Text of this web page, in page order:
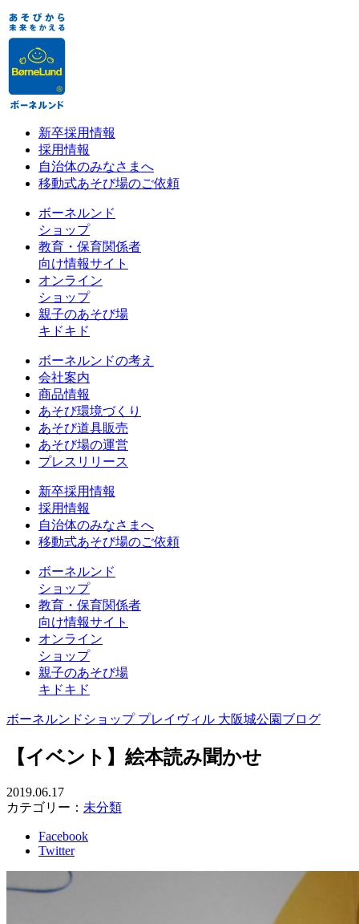
新卒採用情報
採用情報
自治体のみなさまへ
移動式あそび場のご依頼
ボーネルンド
ショップ
教育・保育関係者
向け情報サイト
オンライン
ショップ
親子のあそび場
キドキド
ボーネルンドの考え
会社案内
商品情報
あそび環境づくり
あそび道具販売
あそび場の運営
プレスリリース
新卒採用情報
採用情報
自治体のみなさまへ
移動式あそび場のご依頼
ボーネルンド
ショップ
教育・保育関係者
向け情報サイト
オンライン
ショップ
親子のあそび場
キドキド
ボーネルンドショップ プレイヴィル 大阪城公園ブログ
【イベント】絵本読み聞かせ
2019.06.17
カテゴリー： 未分類
Facebook
Twitter